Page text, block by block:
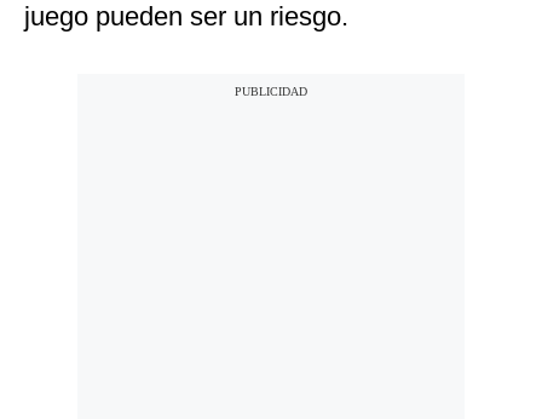
juego pueden ser un riesgo.